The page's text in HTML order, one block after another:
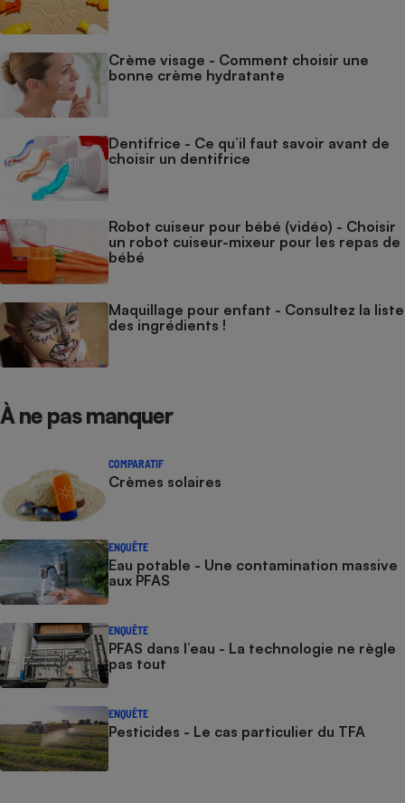
Crème visage - Comment choisir une
bonne crème hydratante
Dentifrice - Ce qu’il faut savoir avant de
choisir un dentifrice
Robot cuiseur pour bébé (vidéo) - Choisir
un robot cuiseur-mixeur pour les repas de
bébé
Maquillage pour enfant - Consultez la liste
des ingrédients !
À ne pas manquer
COMPARATIF
Crèmes solaires
ENQUÊTE
Eau potable - Une contamination massive
aux PFAS
ENQUÊTE
PFAS dans l’eau - La technologie ne règle
pas tout
ENQUÊTE
Pesticides - Le cas particulier du TFA